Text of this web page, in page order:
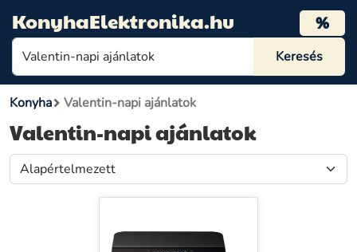
KonyhaElektronika.hu %
Konyha Valentin-napi ajánlatok
Valentin-napi ajánlatok